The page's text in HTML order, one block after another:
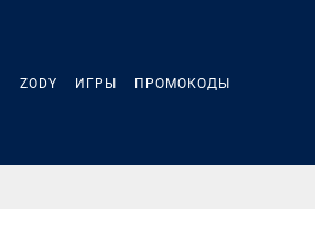
ZODY ИГРЫ ПРОМОКОДЫ